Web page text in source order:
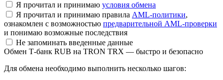
Я прочитал и принимаю условия обмена
Я прочитал и принимаю правила AML-политики,
ознакомлен с возможностью предварительной AML-проверки
и понимаю возможные последствия
Не запоминать введенные данные
Обмен Т-банк RUB на TRON TRX — быстро и безопасно
Для обмена необходимо выполнить несколько шагов: